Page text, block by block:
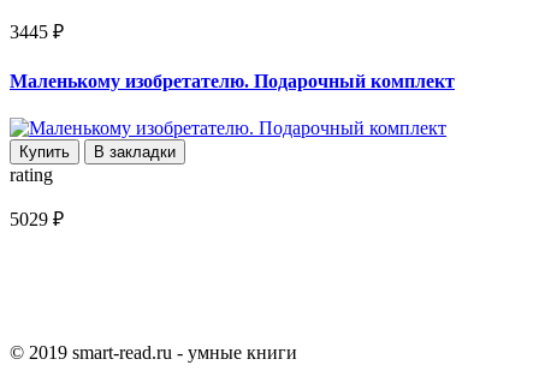
3445 ₽
Маленькому изобретателю. Подарочный комплект
Купить В закладки
rating
5029 ₽
© 2019 smart-read.ru - умные книги